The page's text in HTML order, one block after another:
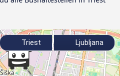
Triest Ljubljana